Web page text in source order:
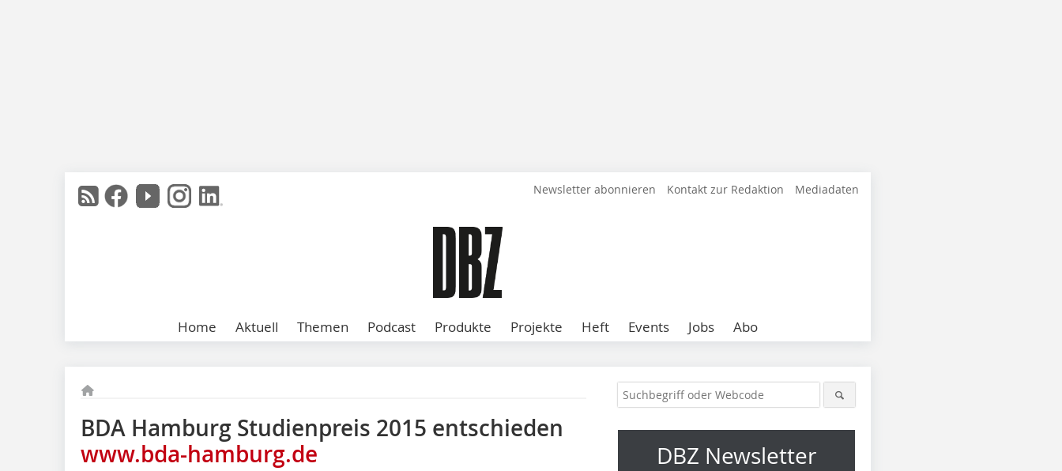
Newsletter abonnieren Kontakt zur Redaktion Mediadaten
Home Aktuell Themen Podcast Produkte Projekte Heft Events Jobs Abo
BDA Hamburg Studienpreis 2015 entschieden
www.bda-hamburg.de
DBZ Newsletter